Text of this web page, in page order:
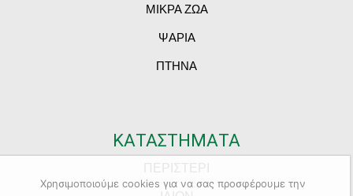
ΜΙΚΡΑ ΖΩΑ
ΨΑΡΙΑ
ΠΤΗΝΑ
ΚΑΤΑΣΤΗΜΑΤΑ
Χρησιμοποιούμε cookies για να σας προσφέρουμε την